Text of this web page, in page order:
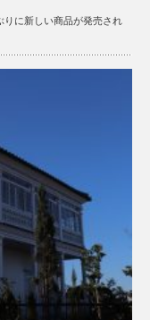
りに新しい商品が発売され